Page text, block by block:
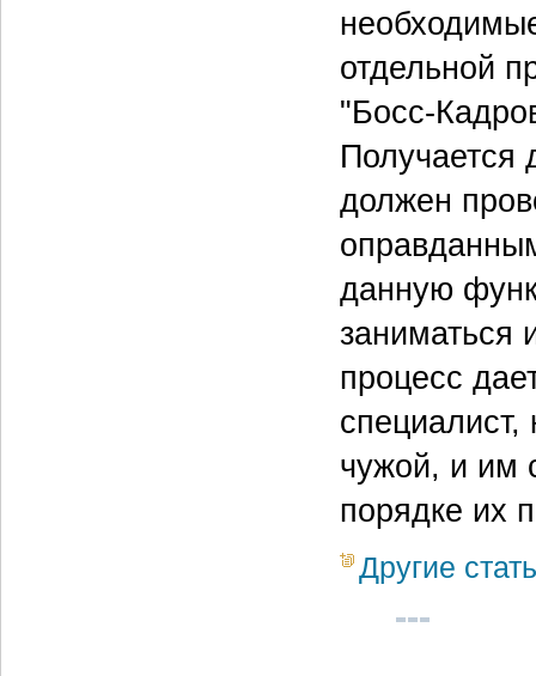
отдельной
"Босс-
Получается
должен
данную
заниматься
процесс
специалист,
чужой, и им
порядке их
Другие